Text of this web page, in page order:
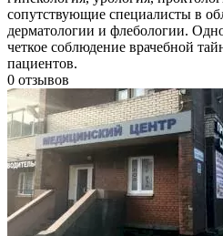
сопутствующие специалисты в
дерматологии и флебологии.
четкое соблюдение врачебной
пациентов.
0 отзывов